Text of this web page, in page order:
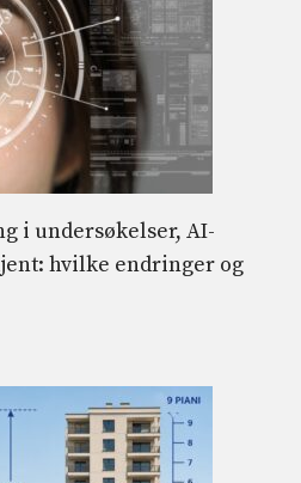
i undersøkelser, AI-
hvilke endringer og